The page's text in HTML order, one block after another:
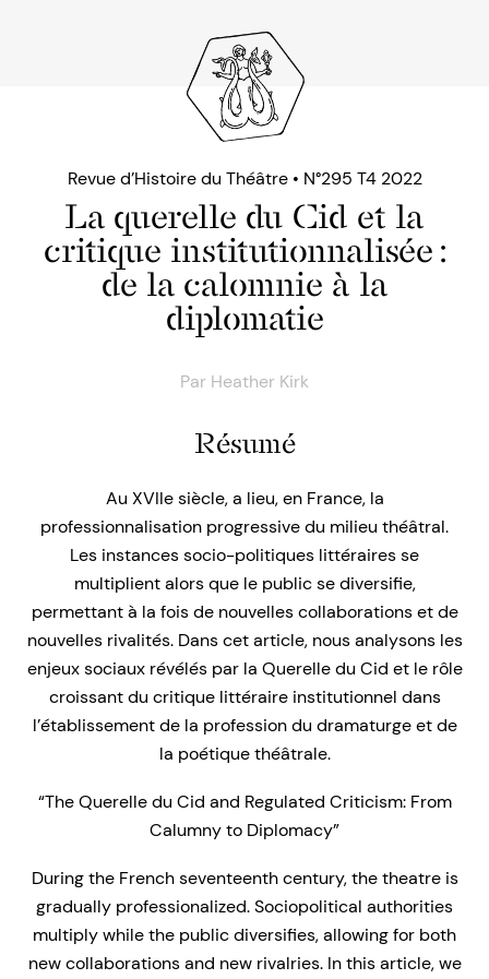
Revue d’Histoire du Théâtre • N°295 T4 2022
La querelle du Cid et la
critique institu­tion­nalisée :
de la calomnie à la
diplomatie
Par Heather Kirk
Résumé
Au XVIIe siècle, a lieu, en France, la
professionnalisation progressive du milieu théâtral.
Les instances socio-politiques littéraires se
multiplient alors que le public se diversifie,
permettant à la fois de nouvelles collaborations et de
nouvelles rivalités. Dans cet article, nous analysons les
enjeux sociaux révélés par la Querelle du Cid et le rôle
croissant du critique littéraire institutionnel dans
l’établissement de la profession du dramaturge et de
la poétique théâtrale.
“The Querelle du Cid and Regulated Criticism: From
Calumny to Diplomacy”
During the French seventeenth century, the theatre is
gradually professionalized. Sociopolitical authorities
multiply while the public diversifies, allowing for both
new collaborations and new rivalries. In this article, we